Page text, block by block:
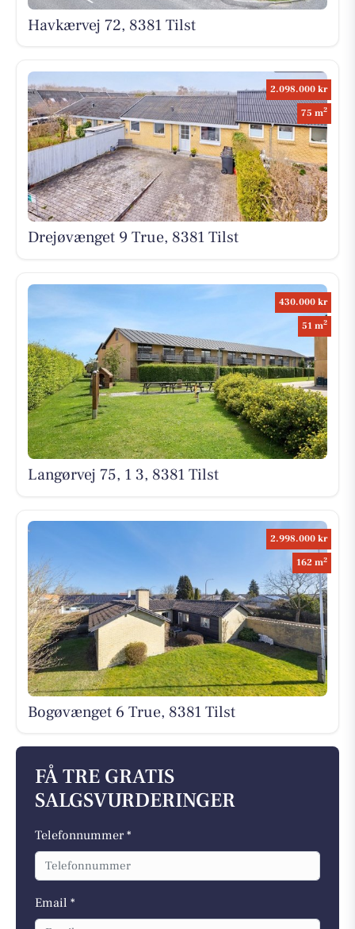
Havkærvej 72, 8381 Tilst
2.098.000 kr
75 m2
Drejøvænget 9 True, 8381 Tilst
430.000 kr
51 m2
Langørvej 75, 1 3, 8381 Tilst
2.998.000 kr
162 m2
Bogøvænget 6 True, 8381 Tilst
FÅ TRE GRATIS
SALGSVURDERINGER
Telefonnummer *
Email *